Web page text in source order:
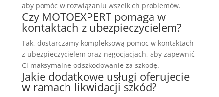
aby pomóc w rozwiązaniu wszelkich problemów.
Czy MOTOEXPERT pomaga w
kontaktach z ubezpieczycielem?
Tak, dostarczamy kompleksową pomoc w kontaktach
z ubezpieczycielem oraz negocjacjach, aby zapewnić
Ci maksymalne odszkodowanie za szkodę.
Jakie dodatkowe usługi oferujecie
w ramach likwidacji szkód?